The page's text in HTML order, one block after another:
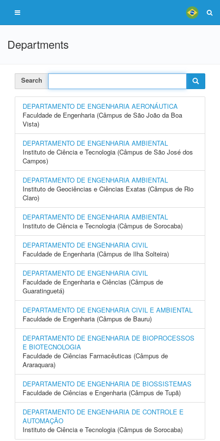
Departments
Search
DEPARTAMENTO DE ENGENHARIA AERONÁUTICA
Faculdade de Engenharia (Câmpus de São João da Boa
Vista)
DEPARTAMENTO DE ENGENHARIA AMBIENTAL
Instituto de Ciência e Tecnologia (Câmpus de São José dos
Campos)
DEPARTAMENTO DE ENGENHARIA AMBIENTAL
Instituto de Geociências e Ciências Exatas (Câmpus de Rio
Claro)
DEPARTAMENTO DE ENGENHARIA AMBIENTAL
Instituto de Ciência e Tecnologia (Câmpus de Sorocaba)
DEPARTAMENTO DE ENGENHARIA CIVIL
Faculdade de Engenharia (Câmpus de Ilha Solteira)
DEPARTAMENTO DE ENGENHARIA CIVIL
Faculdade de Engenharia e Ciências (Câmpus de
Guaratinguetá)
DEPARTAMENTO DE ENGENHARIA CIVIL E AMBIENTAL
Faculdade de Engenharia (Câmpus de Bauru)
DEPARTAMENTO DE ENGENHARIA DE BIOPROCESSOS
E BIOTECNOLOGIA
Faculdade de Ciências Farmacêuticas (Câmpus de
Araraquara)
DEPARTAMENTO DE ENGENHARIA DE BIOSSISTEMAS
Faculdade de Ciências e Engenharia (Câmpus de Tupã)
DEPARTAMENTO DE ENGENHARIA DE CONTROLE E
AUTOMAÇÃO
Instituto de Ciência e Tecnologia (Câmpus de Sorocaba)